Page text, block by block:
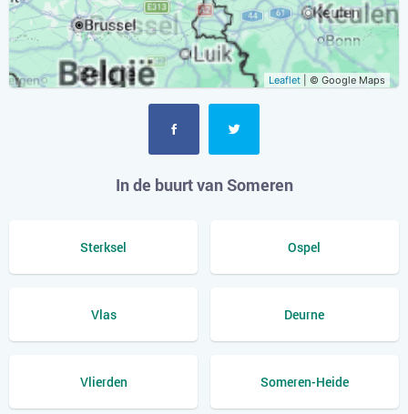
Leaflet | © Google Maps
In de buurt van Someren
Sterksel Ospel
Vlas Deurne
Vlierden Someren-Heide